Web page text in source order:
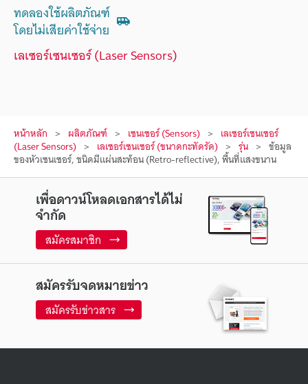
ทดลองใช้ผลิตภัณฑ์
โดยไม่เสียค่าใช้จ่าย
เลเซอร์เซนเซอร์ (Laser Sensors)
หน้าหลัก ผลิตภัณฑ์ เซนเซอร์ (Sensors) เลเซอร์เซนเซอร์
(Laser Sensors) เลเซอร์เซนเซอร์ (ขนาดกะทัดรัด) รุ่น ข้อมูล
ของหัวเซนเซอร์, ชนิดมีแผ่นสะท้อน (Retro-reflective), พื้นที่แสงขนาน
เพื่อดาวน์โหลดเอกสารได้ไม่
จำกัด
สมัครสมาชิก
สมัครรับจดหมายข่าว
สมัครรับข่าวสาร